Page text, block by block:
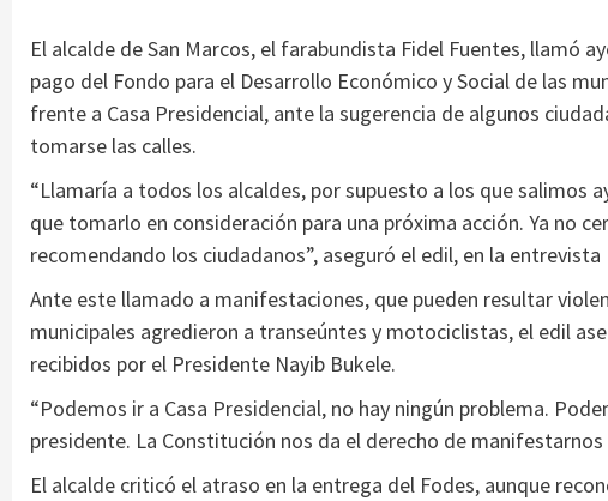
El alcalde de San Marcos, el farabundista Fidel Fuentes, llamó
pago del Fondo para el Desarrollo Económico y Social de las
frente a Casa Presidencial, ante la sugerencia de algunos
tomarse las calles.
“Llamaría a todos los alcaldes, por supuesto a los que salimos
que tomarlo en consideración para una próxima acción. Ya no
recomendando los ciudadanos”, aseguró el edil, en la entrevista
Ante este llamado a manifestaciones, que pueden resultar
municipales agredieron a transeúntes y motociclistas, el edil
recibidos por el Presidente Nayib Bukele.
“Podemos ir a Casa Presidencial, no hay ningún problema.
presidente. La Constitución nos da el derecho de
El alcalde criticó el atraso en la entrega del Fodes, aunque